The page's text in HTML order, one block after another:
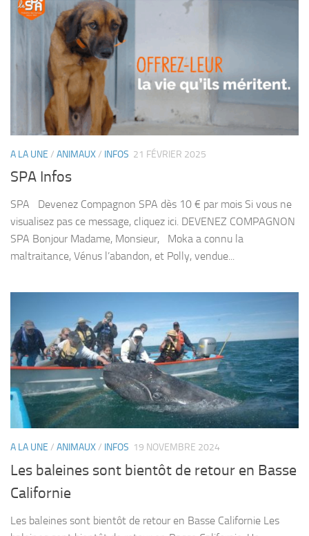
A LA UNE / ANIMAUX/ INFOS 21 FÉVRIER 2025
SPA Infos
SPA Devenez Compagnon SPA dès 10 € par mois Si vous ne
visualisez pas ce message, cliquez ici. DEVENEZ COMPAGNON
SPA Bonjour Madame, Monsieur, Moka a connu la
maltraitance, Vénus l’abandon, et Polly, vendue...
A LA UNE / ANIMAUX/ INFOS 19 NOVEMBRE 2024
Les baleines sont bientôt de retour en Basse
Californie
Les baleines sont bientôt de retour en Basse Californie Les